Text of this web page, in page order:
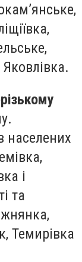
населених
і
та
Темирівка